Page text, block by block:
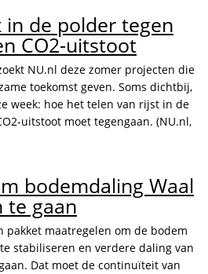
de polder tegen
CO2-uitstoot
NU.nl deze zomer projecten die
toekomst geven. Soms dichtbij,
week: hoe het telen van rijst in de
uitstoot moet tegengaan. (NU.nl,
bodemdaling Waal
te gaan
pakket maatregelen om de bodem
stabiliseren en verdere daling van
Dat moet de continuïteit van